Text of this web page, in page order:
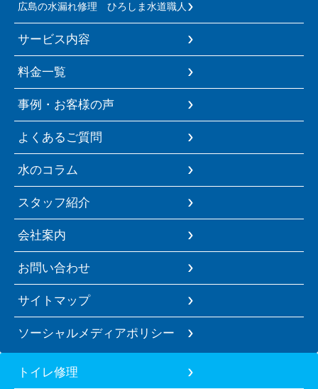
広島の水漏れ修理 ひろしま水道職人
サービス内容
料金一覧
事例・お客様の声
よくあるご質問
水のコラム
スタッフ紹介
会社案内
お問い合わせ
サイトマップ
ソーシャルメディアポリシー
トイレ修理